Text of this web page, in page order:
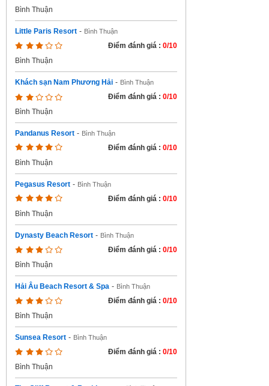
Bình Thuận
Little Paris Resort - Bình Thuận
Điểm đánh giá : 0/10
Bình Thuận
Khách sạn Nam Phương Hải - Bình Thuận
Điểm đánh giá : 0/10
Bình Thuận
Pandanus Resort - Bình Thuận
Điểm đánh giá : 0/10
Bình Thuận
Pegasus Resort - Bình Thuận
Điểm đánh giá : 0/10
Bình Thuận
Dynasty Beach Resort - Bình Thuận
Điểm đánh giá : 0/10
Bình Thuận
Hải Âu Beach Resort & Spa - Bình Thuận
Điểm đánh giá : 0/10
Bình Thuận
Sunsea Resort - Bình Thuận
Điểm đánh giá : 0/10
Bình Thuận